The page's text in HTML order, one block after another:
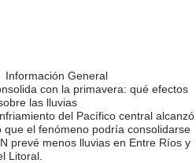
General
con la primavera: qué efectos
las lluvias
del Pacífico central alcanzó
el fenómeno podría consolidarse
prevé menos lluvias en Entre Ríos y
Litoral.